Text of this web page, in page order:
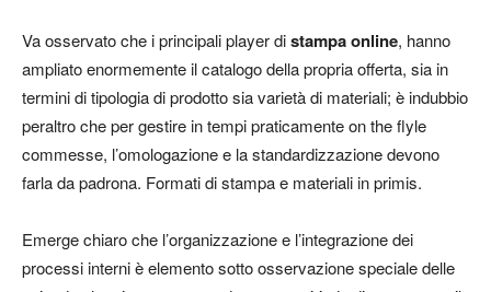
Va osservato che i principali player distampa online, hanno
ampliato enormemente il catalogo della propria offerta, sia in
termini di tipologia di prodotto sia varietà di materiali; è indubbio
peraltro che per gestire in tempi praticamenteon the flyle
commesse, l’omologazione e la standardizzazione devono
farla da padrona. Formati di stampa e materiali in primis.
Emerge chiaro che l’organizzazione e l’integrazione dei
processi interniè elemento sotto osservazione speciale delle